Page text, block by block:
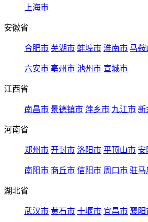
上海市
安徽省
合肥市 芜湖市 蚌埠市 淮南市 马鞍
六安市 亳州市 池州市 宣城市
江西省
南昌市 景德镇市 萍乡市 九江市 新
河南省
郑州市 开封市 洛阳市 平顶山市 安
南阳市 商丘市 信阳市 周口市 驻马
湖北省
武汉市 黄石市 十堰市 宜昌市 襄阳